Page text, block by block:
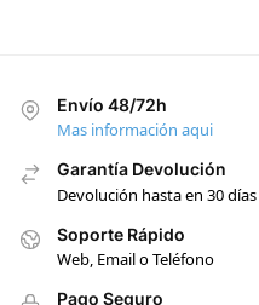
Envío 48/72h
Mas información aqui
Garantía Devolución
Devolución hasta en 30 días
Soporte Rápido
Web, Email o Teléfono
Pago Seguro